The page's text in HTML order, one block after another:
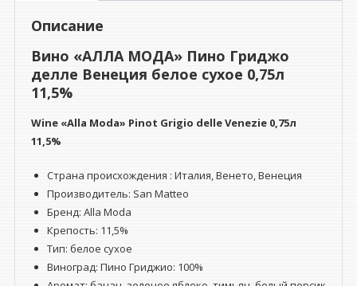
белое
сухое
0,75л
11,5%
Описание
Вино «АЛЛА МОДА» Пино Гриджо
делле Венеция белое сухое 0,75л
11,5%
Wine «Alla Moda» Pinot Grigio delle Venezie 0,75л
11,5%
Страна происхождения : Италия, Венето, Венеция
Производитель: San Matteo
Бренд: Alla Moda
Крепость: 11,5%
Тип: белое сухое
Виноград: Пино Гриджио: 100%